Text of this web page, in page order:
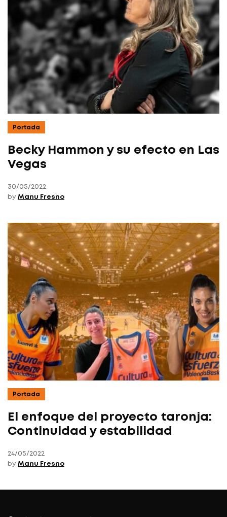
Portada
Becky Hammon y su efecto en Las
Vegas
30/05/2022
by Manu Fresno
Portada
El enfoque del proyecto taronja:
Continuidad y estabilidad
24/05/2022
by Manu Fresno